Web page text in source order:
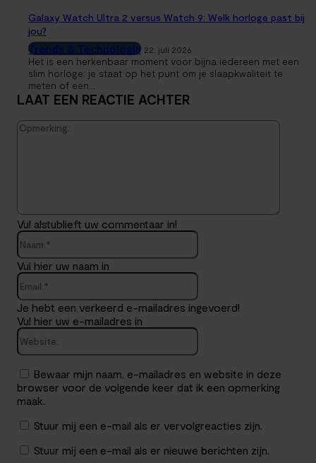
Galaxy Watch Ultra 2 versus Watch 9: Welk horloge past bij
jou?
Trends & Technologie 22. juli 2026
Het is een herkenbaar moment voor bijna iedereen met een
slim horloge: je staat op het punt om je slaapkwaliteit te
meten of een...
LAAT EEN REACTIE ACHTER
Vul alstublieft uw commentaar in!
Naam:*
Vul hier uw naam in
Email:*
Je hebt een verkeerd e-mailadres ingevoerd!
Vul hier uw e-mailadres in
Website:
Bewaar mijn naam, e-mailadres en website in deze
browser voor de volgende keer dat ik een opmerking
maak.
Stuur mij een e-mail als er vervolgreacties zijn.
Stuur mij een e-mail als er nieuwe berichten zijn.